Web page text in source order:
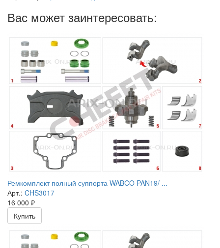
Вас может заинтересовать:
Ремкомплект полный суппорта WABCO PAN19/ ...
Арт.: CHS3017
16 000 ₽
Купить